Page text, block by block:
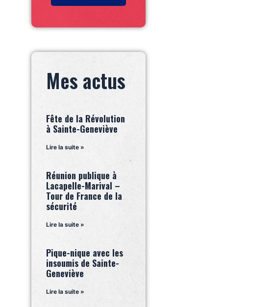
Mes actus
Fête de la Révolution
à Sainte-Geneviève
Lire la suite »
Réunion publique à
Lacapelle-Marival –
Tour de France de la
sécurité
Lire la suite »
Pique-nique avec les
insoumis de Sainte-
Geneviève
Lire la suite »